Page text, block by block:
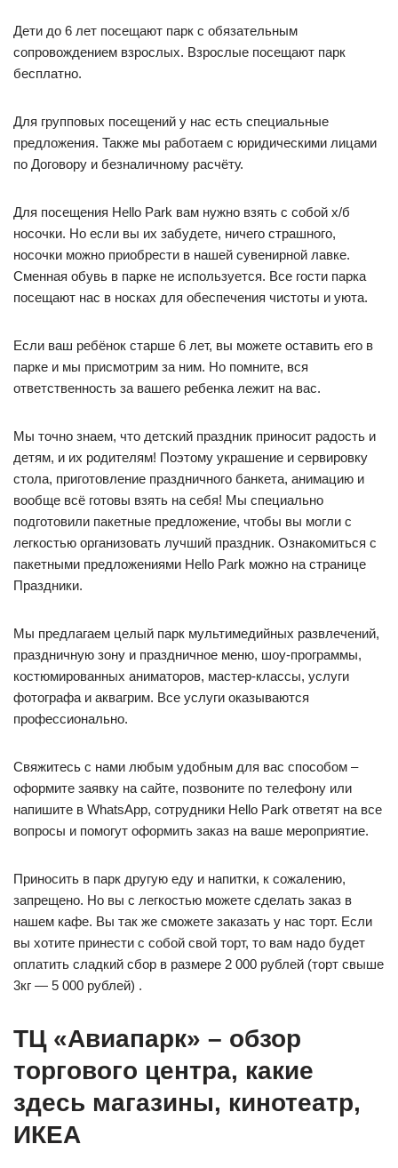
Дети до 6 лет посещают парк с обязательным
сопровождением взрослых. Взрослые посещают парк
бесплатно.
Для групповых посещений у нас есть специальные
предложения. Также мы работаем с юридическими лицами
по Договору и безналичному расчёту.
Для посещения Hello Park вам нужно взять с собой х/б
носочки. Но если вы их забудете, ничего страшного,
носочки можно приобрести в нашей сувенирной лавке.
Сменная обувь в парке не используется. Все гости парка
посещают нас в носках для обеспечения чистоты и уюта.
Если ваш ребёнок старше 6 лет, вы можете оставить его в
парке и мы присмотрим за ним. Но помните, вся
ответственность за вашего ребенка лежит на вас.
Мы точно знаем, что детский праздник приносит радость и
детям, и их родителям! Поэтому украшение и сервировку
стола, приготовление праздничного банкета, анимацию и
вообще всё готовы взять на себя! Мы специально
подготовили пакетные предложение, чтобы вы могли с
легкостью организовать лучший праздник. Ознакомиться с
пакетными предложениями Hello Park можно на странице
Праздники.
Мы предлагаем целый парк мультимедийных развлечений,
праздничную зону и праздничное меню, шоу-программы,
костюмированных аниматоров, мастер-классы, услуги
фотографа и аквагрим. Все услуги оказываются
профессионально.
Свяжитесь с нами любым удобным для вас способом –
оформите заявку на сайте, позвоните по телефону или
напишите в WhatsApp, сотрудники Hello Park ответят на все
вопросы и помогут оформить заказ на ваше мероприятие.
Приносить в парк другую еду и напитки, к сожалению,
запрещено. Но вы с легкостью можете сделать заказ в
нашем кафе. Вы так же сможете заказать у нас торт. Если
вы хотите принести с собой свой торт, то вам надо будет
оплатить сладкий сбор в размере 2 000 рублей (торт свыше
3кг — 5 000 рублей) .
ТЦ «Авиапарк» – обзор
торгового центра, какие
здесь магазины, кинотеатр,
ИКЕА